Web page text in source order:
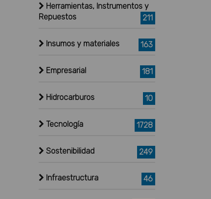
Herramientas, Instrumentos y
Repuestos
211
Insumos y materiales 163
Empresarial 181
Hidrocarburos 10
Tecnología 1728
Sostenibilidad 249
Infraestructura 46